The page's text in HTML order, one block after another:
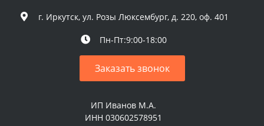
г. Иркутск, ул. Розы Люксембург, д. 220, оф. 401
Пн-Пт:9:00-18:00
Заказать звонок
ИП Иванов М.А.
ИНН 030602578951